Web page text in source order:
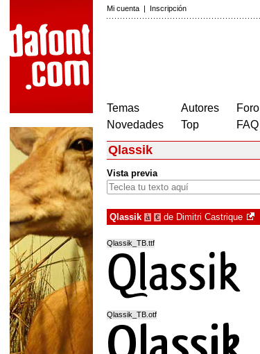
Mi cuenta | Inscripción
Temas
Novedades
Autores
Top
Foro
FAQ
Qlassik
Vista previa
Qlassik à € de Dimitri Castrique
Qlassik_TB.ttf
Qlassik_TB.otf